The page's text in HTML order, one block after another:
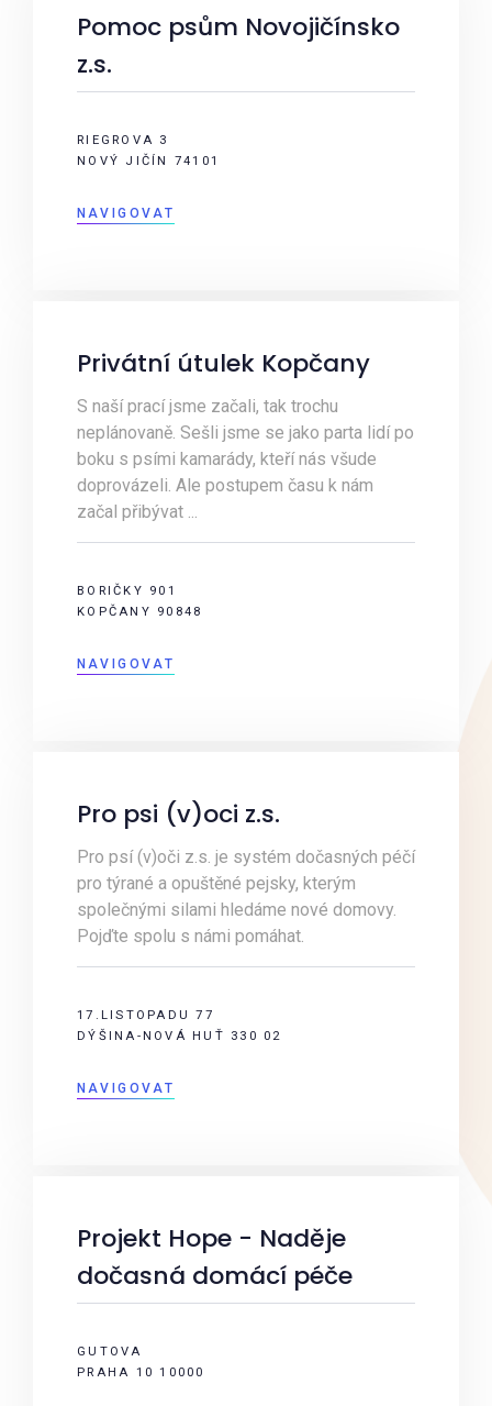
Pomoc psům Novojičínsko
z.s.
RIEGROVA 3
NOVÝ JIČÍN 74101
NAVIGOVAT
Privátní útulek Kopčany
S naší prací jsme začali, tak trochu
neplánovaně. Sešli jsme se jako parta lidí po
boku s psími kamarády, kteří nás všude
doprovázeli. Ale postupem času k nám
začal přibývat ...
BORIČKY 901
KOPČANY 90848
NAVIGOVAT
Pro psi (v)oci z.s.
Pro psí (v)oči z.s. je systém dočasných péčí
pro týrané a opuštěné pejsky, kterým
společnými silami hledáme nové domovy.
Pojďte spolu s námi pomáhat.
17.LISTOPADU 77
DÝŠINA-NOVÁ HUŤ 330 02
NAVIGOVAT
Projekt Hope - Naděje
dočasná domácí péče
GUTOVA
PRAHA 10 10000